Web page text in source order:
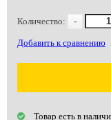
Количество: -
Добавить к сравнению
Товар есть в